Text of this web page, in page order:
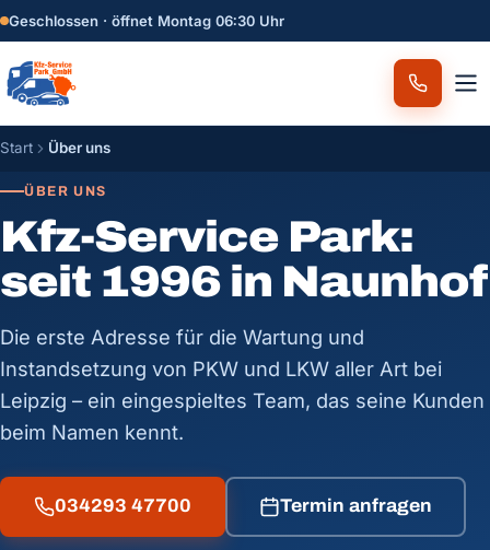
Geschlossen · öffnet Montag 06:30 Uhr
Start Über uns
ÜBER UNS
Kfz-Service Park:
seit 1996 in Naunhof
Die erste Adresse für die Wartung und
Instandsetzung von PKW und LKW aller Art bei
Leipzig – ein eingespieltes Team, das seine Kunden
beim Namen kennt.
034293 47700 Termin anfragen